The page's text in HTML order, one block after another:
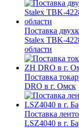
Поставка
Stalex TBK-
области
Поставка
DRO в г. Омск
Поставка
LSZ4040 в г.